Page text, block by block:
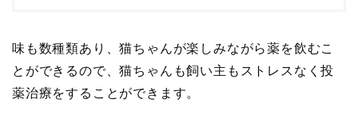
味も数種類あり、猫ちゃんが楽しみながら薬を飲むこ
とができるので、猫ちゃんも飼い主もストレスなく投
薬治療をすることができます。